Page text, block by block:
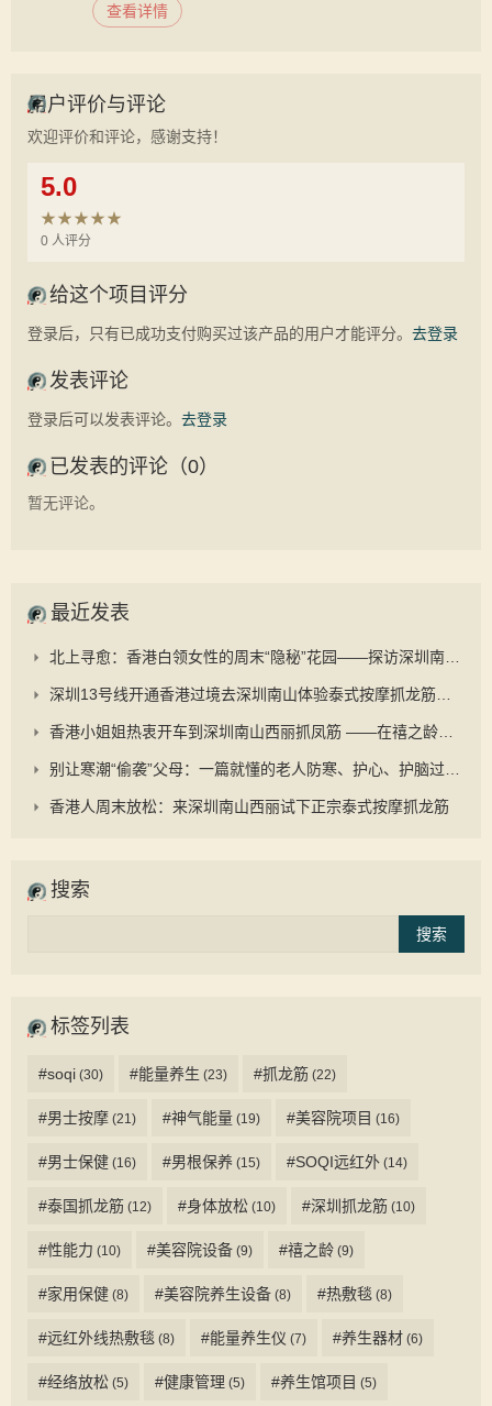
查看详情
用户评价与评论
欢迎评价和评论，感谢支持！
5.0
★★★★★
0 人评分
给这个项目评分
登录后，只有已成功支付购买过该产品的用户才能评分。 去登录
发表评论
登录后可以发表评论。 去登录
已发表的评论（0）
暂无评论。
最近发表
香港人周末放松：来深圳南山西丽试下正宗泰式按摩抓龙筋
搜索
标签列表
#soqi (30) #能量养生 (23) #抓龙筋 (22)
#男士按摩 (21) #神气能量 (19) #美容院项目 (16)
#男士保健 (16) #男根保养 (15) #SOQI远红外 (14)
#泰国抓龙筋 (12) #身体放松 (10) #深圳抓龙筋 (10)
#性能力 (10) #美容院设备 (9) #禧之龄 (9)
#家用保健 (8) #美容院养生设备 (8) #热敷毯 (8)
#远红外线热敷毯 (8) #能量养生仪 (7) #养生器材 (6)
#经络放松 (5) #健康管理 (5) #养生馆项目 (5)